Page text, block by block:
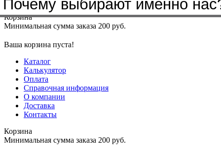
Меню+7(4912)50-37-50sbit@krep62.ru
Корзина
Минимальная сумма заказа 200 руб.
Ваша корзина пуста!
Каталог
Калькулятор
Оплата
Справочная информация
О компании
Доставка
Контакты
Корзина
Минимальная сумма заказа 200 руб.
Почему выбирают именно